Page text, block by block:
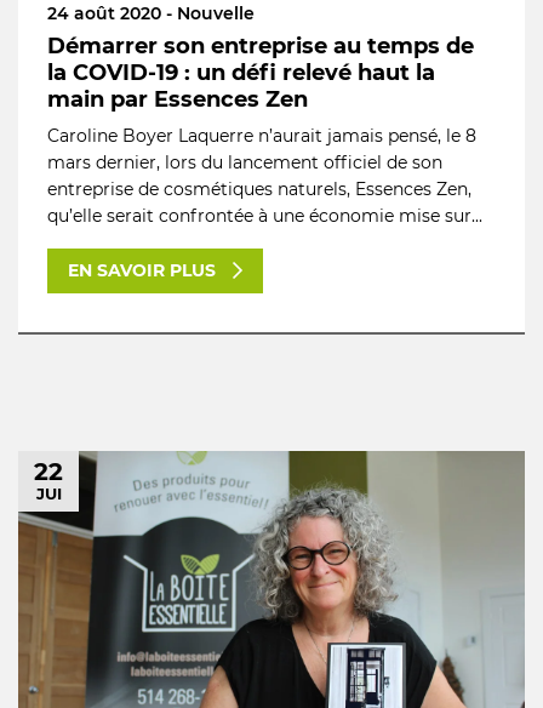
24 août 2020 - Nouvelle
Démarrer son entreprise au temps de
la COVID-19 : un défi relevé haut la
main par Essences Zen
Caroline Boyer Laquerre n’aurait jamais pensé, le 8
mars dernier, lors du lancement officiel de son
entreprise de cosmétiques naturels, Essences Zen,
qu’elle serait confrontée à une économie mise sur...
EN SAVOIR PLUS
22
JUI